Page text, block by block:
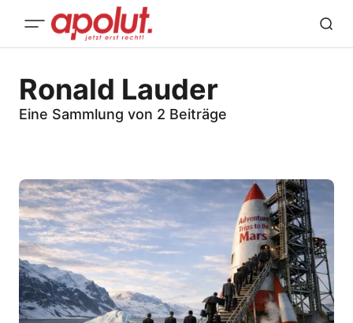
Ronald Lauder
Eine Sammlung von 2 Beiträge